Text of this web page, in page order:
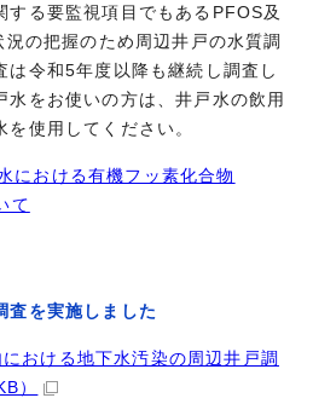
する要監視項目でもあるPFOS及
の把握のため周辺井戸の水質調
は令和5年度以降も継続し調査し
水をお使いの方は、井戸水の飲用
使用してください。
における有機フッ素化合物
て
査を実施しました
おける地下水汚染の周辺井戸調
）